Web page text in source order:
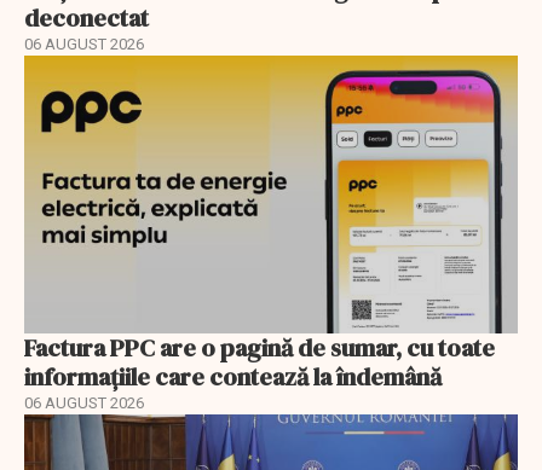
deconectat
06 AUGUST 2026
Factura PPC are o pagină de sumar, cu toate
informațiile care contează la îndemână
06 AUGUST 2026